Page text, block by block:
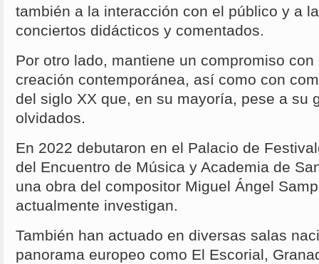
también a la interacción con el público y a
conciertos didácticos y comentados.
Por otro lado, mantiene un compromiso
creación contemporánea, así como con
del siglo XX que, en su mayoría, pese a su
olvidados.
En 2022 debutaron en el Palacio de
del Encuentro de Música y Academia de
una obra del compositor Miguel Ángel
actualmente investigan.
También han actuado en diversas salas
panorama europeo como El Escorial,